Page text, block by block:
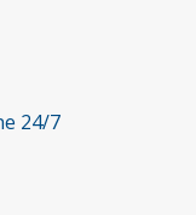
24/7